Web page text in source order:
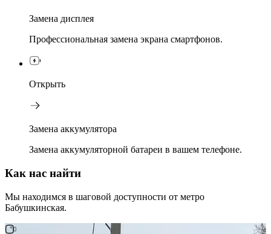
Замена дисплея
Профессиональная замена экрана смартфонов.
Открыть
Замена аккумулятора
Замена аккумуляторной батареи в вашем телефоне.
Как нас найти
Мы находимся в шаговой доступности от метро
Бабушкинская.